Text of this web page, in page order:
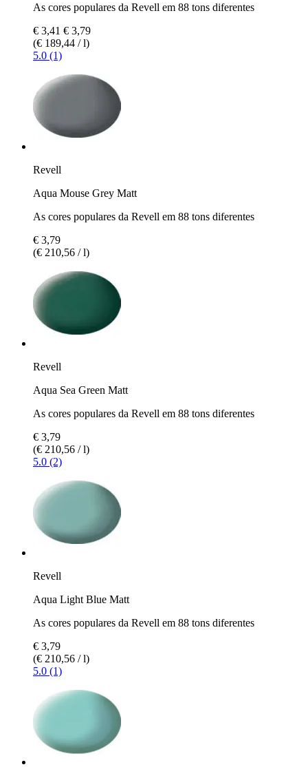
As cores populares da Revell em 88 tons diferentes
€ 3,41 € 3,79
(€ 189,44 / l)
5.0 (1)
Revell
Aqua Mouse Grey Matt
As cores populares da Revell em 88 tons diferentes
€ 3,79
(€ 210,56 / l)
Revell
Aqua Sea Green Matt
As cores populares da Revell em 88 tons diferentes
€ 3,79
(€ 210,56 / l)
5.0 (2)
Revell
Aqua Light Blue Matt
As cores populares da Revell em 88 tons diferentes
€ 3,79
(€ 210,56 / l)
5.0 (1)